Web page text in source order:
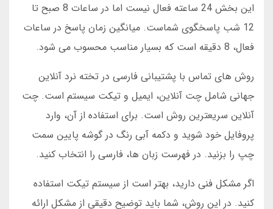
این بخش 24 ساعته فعال نیست اما در ساعات 8 صبح تا
12 شب پاسخگوی شماست. میانگین زمان پاسخ در ساعات
فعال، 8 دقیقه است که بسیار مناسب محسوب می شود.
روش های تماس با پشتیبانی فارسی در تخته نرد آنلاین
جهانی شامل چت آنلاین، ایمیل و تیکت سیستم است. چت
آنلاین سریعترین روش است. برای استفاده از آن، وارد
پروفایل خود شوید و دکمه آبی رنگ در گوشه پایین سمت
چپ را بزنید. در فهرست زبان ها، فارسی را انتخاب کنید.
اگر مشکل فنی دارید، بهتر است از سیستم تیکت استفاده
کنید. در این روش، شما باید توضیح دقیقی از مشکل ارائه